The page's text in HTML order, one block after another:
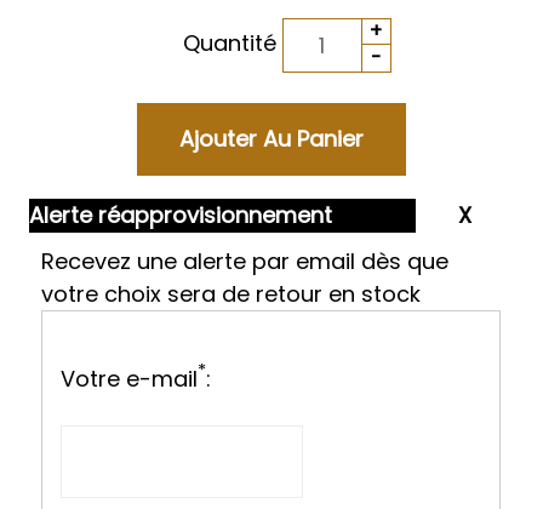
Quantité
Alerte réapprovisionnement
Recevez une alerte par email dès que
votre choix sera de retour en stock
Votre e-mail*: